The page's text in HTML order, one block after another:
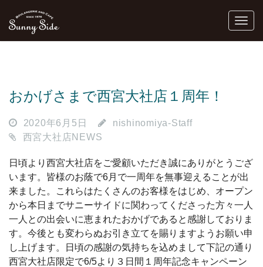
おかげさまで西宮大社店１周年！
2020年6月5日
nishinomiya-Staff
西宮大社店NEWS
日頃より西宮大社店をご愛顧いただき誠にありがとうござ
います。皆様のお蔭で6月で一周年を無事迎えることが出
来ました。これらはたくさんのお客様をはじめ、オープン
から本日までサニーサイドに関わってくださった方々一人
一人との出会いに恵まれたおかげであると感謝しておりま
す。今後とも変わらぬお引き立てを賜りますようお願い申
し上げます。日頃の感謝の気持ちを込めまして下記の通り
西宮大社店限定で6/5より３日間１周年記念キャンペーン